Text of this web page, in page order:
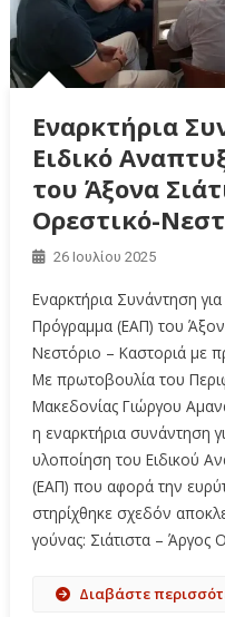
Εναρκτήρια
Ειδικό
του Άξονα
Ορεστικό-
26 Ιουλίου 2025
Εναρκτήρια Συνάντηση
Πρόγραμμα (ΕΑΠ) του
Νεστόριο – Καστοριά με
Με πρωτοβουλία του
Μακεδονίας Γιώργου
η εναρκτήρια συνάντηση
υλοποίηση του Ειδικού
(ΕΑΠ) που αφορά την
στηρίχθηκε σχεδόν
γούνας: Σιάτιστα – Άργος
Διαβάστε